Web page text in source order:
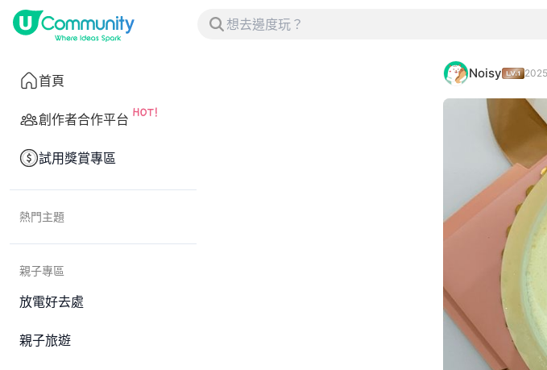
首頁
創作者合作平台
試用獎賞專區
熱門主題
親子專區
放電好去處
親子旅遊
Noisy